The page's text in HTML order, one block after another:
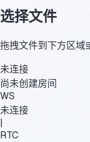
选择文件
拖拽文件到下方区域
未连接
尚未创建房间
WS
未连接
|
RTC